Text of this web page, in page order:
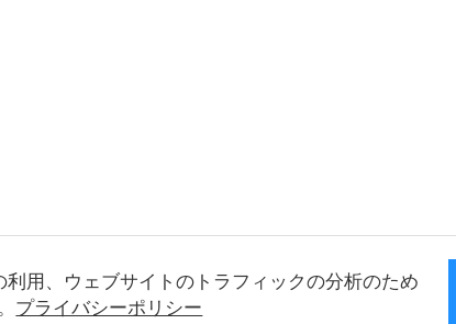
用、ウェブサイトのトラフィックの分析のため
プライバシーポリシー